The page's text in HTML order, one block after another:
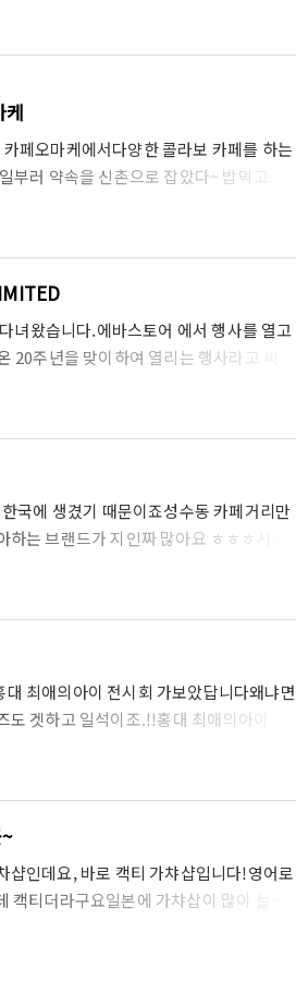
케
페오마케에서다양한 콜라보 카페를 하는
러 약속을 신촌으로 잡았다~ 밥먹고 천
데 야르~~ 현대백화점 유플렉스 지하로
다~~!! 디지몬 친구들 렛츠고 렛츠고 자
ㅋㅋㅋ 명품백도 지갑도절대 안건드는
녀왔습니다.에바스토어 에서 행사를 열고
주년을 맞이하여 열리는 행사라고 써
이 자유 입장이라 무료라고 보시면 됩니
으로 1정을 증정하는 이벤트를 하고 있
애니메이트 참 혜자입니다. 처음부터 눈
국에 생겼기 때문이죠성수동 카페거리만
는 브랜드가 지인짜 많아요 ㅎㅎㅎ시로
잘 찾아오신게 맞습니다!일본에서 또 사
여러가지 있는데시로 한국 한정 향수가
유의 청량한 느낌 아실거 같죠?일본에서
최애의아이 전시회 가보았답니다왜냐면
겟하고 일석이조.!!홍대 최애의아이전
월 8일까지니까.. 언능 구경하세요 이제
요.저희는 인터넷으로 예매하고 갔더랬습
과 아이/ 빛과 그림자라는 부제네요.아
샵인데요, 바로 캑티 가챠샵입니다!영어로
티더라구요일본에 가챠삽이 많이 늘어
니다 깔끔하고 멋진 외관에, 시선을 사로